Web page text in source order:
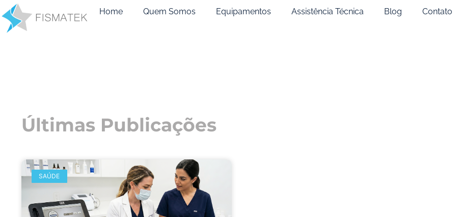
Home Quem Somos Equipamentos Assistência Técnica Blog Contato
Últimas Publicações
SAÚDE